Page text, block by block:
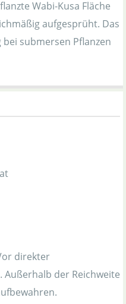
Wabi-Kusa Fläche
aufgesprüht. Das
submersen Pflanzen
direkter
der Reichweite